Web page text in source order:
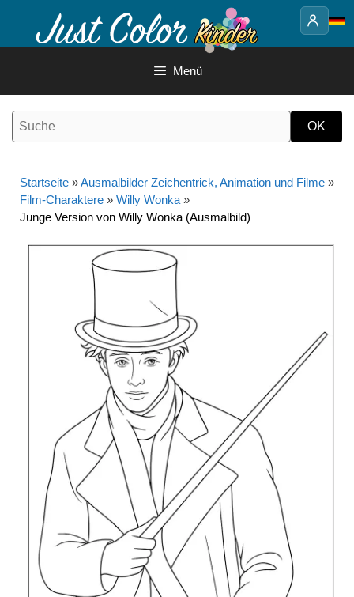
Inhalt
Menü
Startseite »Ausmalbilder Zeichentrick, Animation und Filme »
Film-Charaktere » Willy Wonka »
Junge Version von Willy Wonka (Ausmalbild)